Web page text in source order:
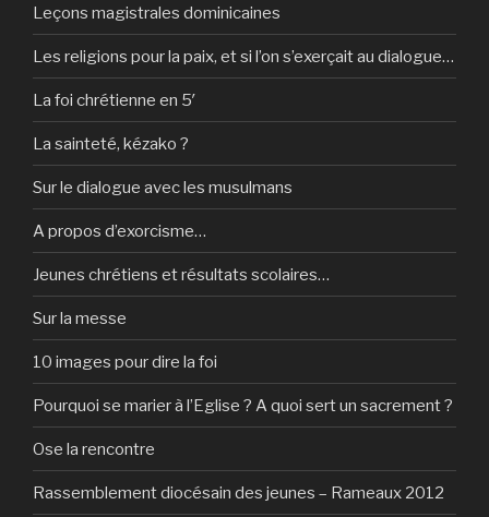
Leçons magistrales dominicaines
Les religions pour la paix, et si l’on s’exerçait au dialogue…
La foi chrétienne en 5′
La sainteté, kézako ?
Sur le dialogue avec les musulmans
A propos d’exorcisme…
Jeunes chrétiens et résultats scolaires…
Sur la messe
10 images pour dire la foi
Pourquoi se marier à l’Eglise ? A quoi sert un sacrement ?
Ose la rencontre
Rassemblement diocésain des jeunes – Rameaux 2012